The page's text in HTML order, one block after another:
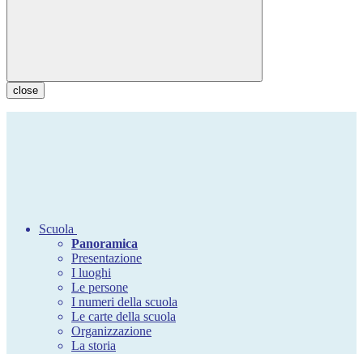
close
Scuola
Panoramica
Presentazione
I luoghi
Le persone
I numeri della scuola
Le carte della scuola
Organizzazione
La storia